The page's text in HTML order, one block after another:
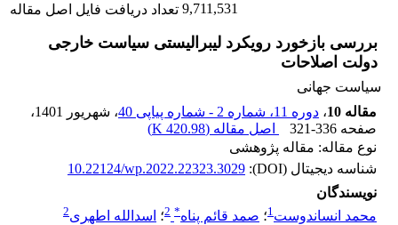
تعداد دریافت فایل اصل مقاله 9,711,531
بررسی بازخورد رویکرد لیبرالیستی سیاست خارجی
دولت اصلاحات
سیاست جهانی
مقاله 10
، دوره 11، شماره 2 - شماره پیاپی 40 ، شهریور 1401
،
صفحه 321-336 اصل مقاله (420.98 K
)
نوع مقاله: مقاله پژوهشی
شناسه دیجیتال (DOI):
10.22124/wp.2022.22323.3029
نویسندگان
محمد انساندوست1؛ صمد قائم پناه*
2؛ اسدالله اطهری2